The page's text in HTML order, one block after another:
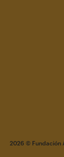
2026 © Fundación